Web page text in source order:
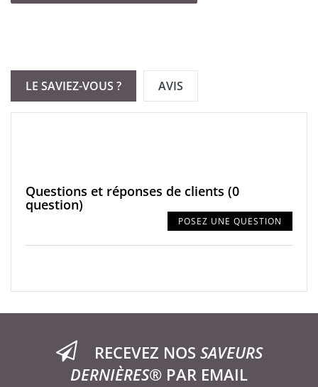
LE SAVIEZ-VOUS ? AVIS
Questions et réponses de clients (0
question)
POSEZ UNE QUESTION
RECEVEZ NOS SAVEURS
DERNIÈRES® PAR EMAIL